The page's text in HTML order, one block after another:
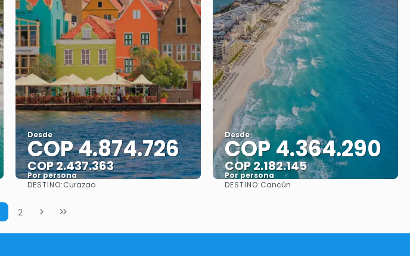
Desde
COP 4.874.726
COP 2.437.363
Por persona
DESTINO:Curazao
Desde
COP 4.364.290
COP 2.182.145
Por persona
DESTINO:Cancún
2